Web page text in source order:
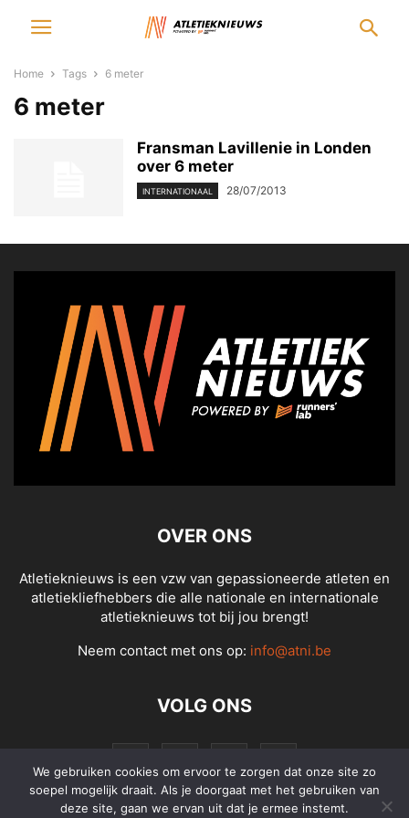
Home Tags 6 meter
6 meter
Fransman Lavillenie in Londen
over 6 meter
INTERNATIONAAL 28/07/2013
OVER ONS
Atletieknieuws is een vzw van gepassioneerde atleten en
atletiekliefhebbers die alle nationale en internationale
atletieknieuws tot bij jou brengt!
Neem contact met ons op: info@atni.be
VOLG ONS
We gebruiken cookies om ervoor te zorgen dat onze site zo
soepel mogelijk draait. Als je doorgaat met het gebruiken van
deze site, gaan we ervan uit dat je ermee instemt.